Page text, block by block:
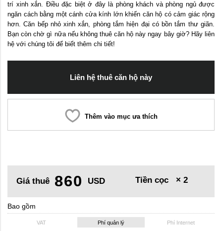
trí xinh xắn. Điều đặc biệt ở đây là phòng khách và phòng ngủ được
ngăn cách bằng một cánh cửa kính lớn khiến căn hộ có cảm giác rộng
hơn. Căn bếp nhỏ xinh xắn, phòng tắm hiện đại có bồn tắm thư giãn.
Bạn còn chờ gì nữa nếu không thuê căn hộ này ngay bây giờ? Hãy liên
hệ với chúng tôi để biết thêm chi tiết!
Liên hệ thuê căn hộ này
Thêm vào mục ưa thích
Giá thuê 860 USD Tiền cọc × 2
Bao gồm
VAT Phí quản lý Phí Internet